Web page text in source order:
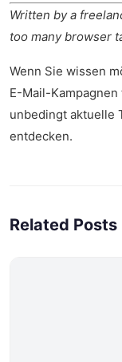
Written by a
too many browser
Wenn Sie wissen
E-Mail-
unbedingt aktuelle
entdecken.
Related Posts